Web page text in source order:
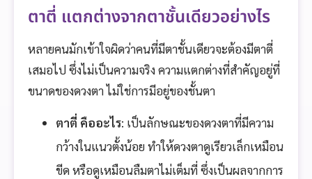
ตาตี่ แตกต่างจากตาชั้นเดียวอย่างไร
หลายคนมักเข้าใจผิดว่าคนที่มีตาชั้นเดียวจะต้องมีตาตี่
เสมอไป ซึ่งไม่เป็นความจริง ความแตกต่างที่สำคัญอยู่ที่
ขนาดของดวงตา ไม่ใช่การมีอยู่ของชั้นตา
ตาตี่ คืออะไร: เป็นลักษณะของดวงตาที่มีความ
กว้างในแนวตั้งน้อย ทำให้ดวงตาดูเรียวเล็กเหมือน
ขีด หรือดูเหมือนลืมตาไม่เต็มที่ ซึ่งเป็นผลจากการ